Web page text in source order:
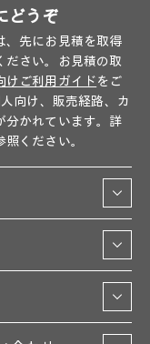
どうぞ
、先にお見積を取得
ださい。お見積の取
けご利用ガイドをご
向け、販売経路、カ
分かれています。詳
ください。